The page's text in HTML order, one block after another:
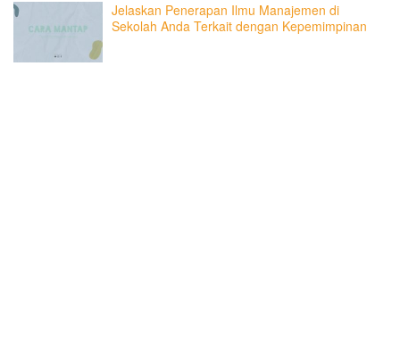
Jelaskan Penerapan Ilmu Manajemen di
Sekolah Anda Terkait dengan Kepemimpinan